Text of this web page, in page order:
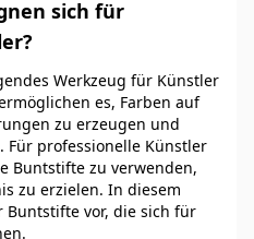
sich für
Werkzeug für Künstler
es, Farben auf
zu erzeugen und
Für professionelle Künstler
Buntstifte zu verwenden,
zu erzielen. In diesem
vor, die sich für